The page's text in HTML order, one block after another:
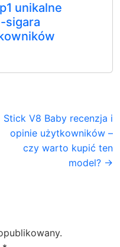
unikalne
sigara
Stick V8 Baby recenzja i
opinie użytkowników –
czy warto kupić ten
model? →